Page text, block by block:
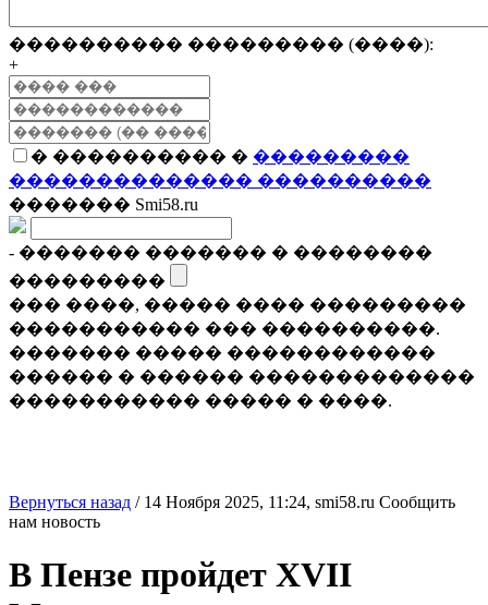
���������� ��������� (����):
+
� ���������� � ���������
�������������� ����������
������� Smi58.ru
- ������� ������� � ��������
���������
��� ����, ����� ���� ���������
����������� ��� ����������.
������� ����� ������������
������ � ������ �������������
����������� ����� � ����.
Вернуться назад / 14 Ноября 2025, 11:24, smi58.ru Сообщить
нам новость
В Пензе пройдет XVII